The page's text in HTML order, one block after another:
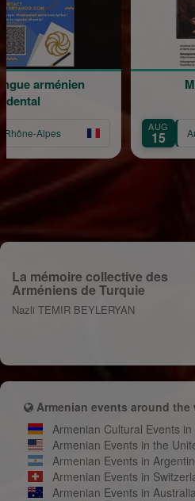
La mémoire collective des
Arméniens de Turquie
Nazli TEMIR BEYLERYAN
Armenian events around the
Armenian Cultural Events
Armenian Events in the
Armenian Events in
Armenian Events in
Armenian Events in Australia